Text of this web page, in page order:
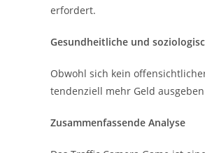
erfordert.
Gesundheitliche und
Obwohl sich kein
tendenziell mehr Geld
Zusammenfassende Analyse